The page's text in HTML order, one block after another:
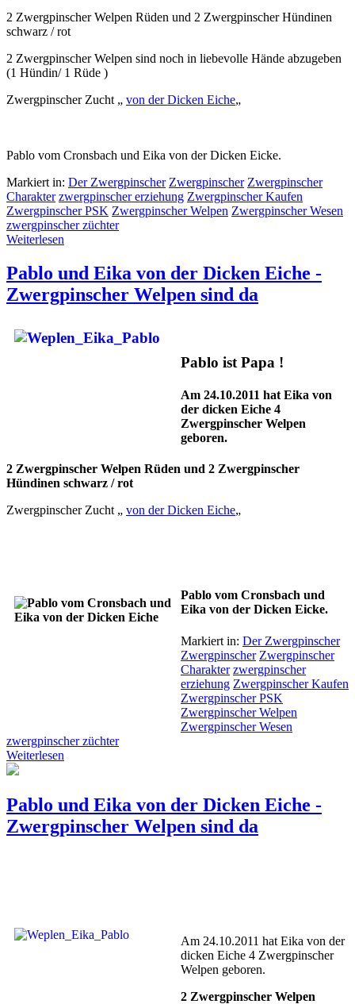
2 Zwergpinscher Welpen Rüden und 2 Zwergpinscher Hündinen
schwarz / rot
2 Zwergpinscher Welpen sind noch in liebevolle Hände abzugeben
(1 Hündin/ 1 Rüde )
Zwergpinscher Zucht „ von der Dicken Eiche„
Pablo vom Cronsbach und Eika von der Dicken Eicke.
Markiert in: Der Zwergpinscher Zwergpinscher Zwergpinscher
Charakter zwergpinscher erziehung Zwergpinscher Kaufen
Zwergpinscher PSK Zwergpinscher Welpen Zwergpinscher Wesen
zwergpinscher züchter
Weiterlesen
Pablo und Eika von der Dicken Eiche -
Zwergpinscher Welpen sind da
Pablo ist Papa !
Am 24.10.2011 hat Eika von
der dicken Eiche 4
Zwergpinscher Welpen
geboren.
2 Zwergpinscher Welpen Rüden und 2 Zwergpinscher
Hündinen schwarz / rot
Zwergpinscher Zucht „ von der Dicken Eiche„
Pablo vom Cronsbach und
Eika von der Dicken Eicke.
Markiert in: Der Zwergpinscher
Zwergpinscher Zwergpinscher
Charakter zwergpinscher
erziehung Zwergpinscher Kaufen
Zwergpinscher PSK
Zwergpinscher Welpen
Zwergpinscher Wesen
zwergpinscher züchter
Weiterlesen
Pablo und Eika von der Dicken Eiche -
Zwergpinscher Welpen sind da
Am 24.10.2011 hat Eika von der
dicken Eiche 4 Zwergpinscher
Welpen geboren.
2 Zwergpinscher Welpen